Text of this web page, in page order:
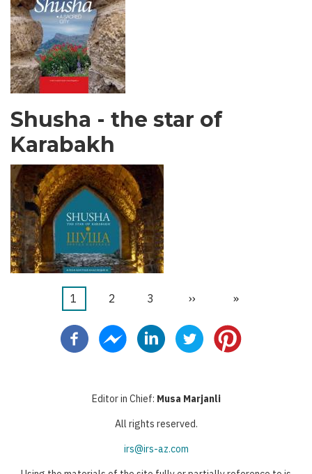
Shusha - the star of
Karabakh
Pagination
Current
1 ገጽ
2 ገጽ
3
Next
››
Last
»
Editor in Chief: Musa Marjanli
All rights reserved.
irs@irs-az.com